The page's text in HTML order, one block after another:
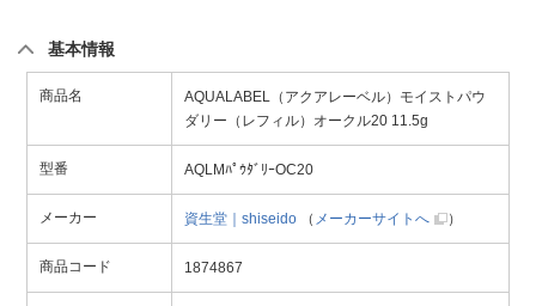
基本情報
商品名
AQUALABEL（アクアレーベル）モイストパウ
ダリー（レフィル）オークル20 11.5g
型番 AQLMﾊﾟｳﾀﾞﾘｰOC20
メーカー 資生堂｜shiseido （ メーカーサイトへ ）
商品コード 1874867